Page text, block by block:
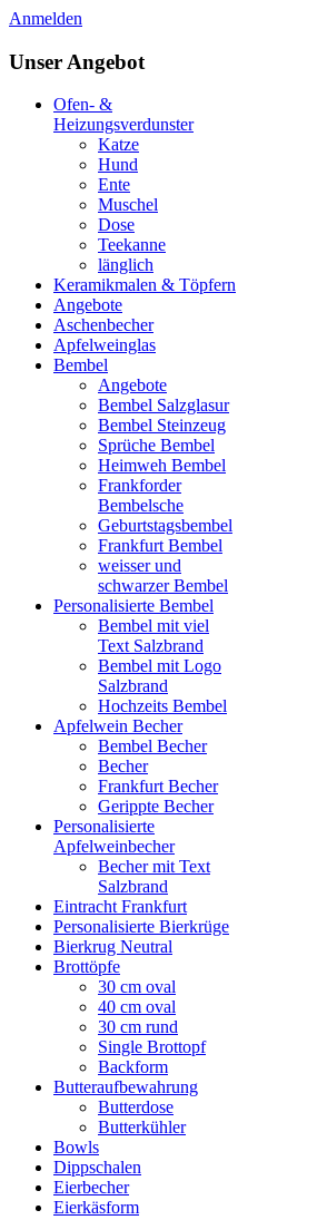
Anmelden
Unser Angebot
Ofen- &
Heizungsverdunster
Katze
Hund
Ente
Muschel
Dose
Teekanne
länglich
Keramikmalen & Töpfern
Angebote
Aschenbecher
Apfelweinglas
Bembel
Angebote
Bembel Salzglasur
Bembel Steinzeug
Sprüche Bembel
Heimweh Bembel
Frankforder
Bembelsche
Geburtstagsbembel
Frankfurt Bembel
weisser und
schwarzer Bembel
Personalisierte Bembel
Bembel mit viel
Text Salzbrand
Bembel mit Logo
Salzbrand
Hochzeits Bembel
Apfelwein Becher
Bembel Becher
Becher
Frankfurt Becher
Gerippte Becher
Personalisierte
Apfelweinbecher
Becher mit Text
Salzbrand
Eintracht Frankfurt
Personalisierte Bierkrüge
Bierkrug Neutral
Brottöpfe
30 cm oval
40 cm oval
30 cm rund
Single Brottopf
Backform
Butteraufbewahrung
Butterdose
Butterkühler
Bowls
Dippschalen
Eierbecher
Eierkäsform